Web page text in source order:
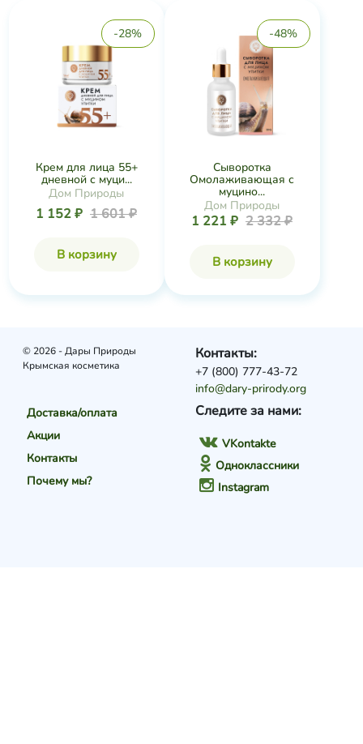
-28%
Крем для лица 55+
дневной с муци...
Дом Природы
1 152 ₽ 1 601 ₽
В корзину
-48%
Сыворотка
Омолаживающая с
муцино...
Дом Природы
1 221 ₽ 2 332 ₽
В корзину
© 2026 - Дары Природы
Крымская косметика
Доставка/оплата
Акции
Контакты
Почему мы?
Следите за нами:
VKontakte
Одноклассники
Instagram
Контакты:
+7 (800) 777-43-72
info@dary-prirody.org